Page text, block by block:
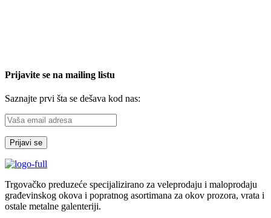
Prijavite se na mailing listu
Saznajte prvi šta se dešava kod nas:
Trgovačko preduzeće specijalizirano za veleprodaju i maloprodaju
građevinskog okova i popratnog asortimana za okov prozora, vrata i
ostale metalne galenteriji.